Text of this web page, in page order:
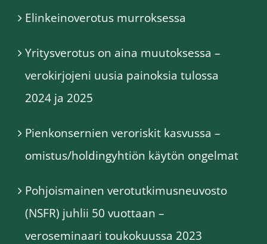
Elinkeinoverotus murroksessa
Yritysverotus on aina muutoksessa –
verokirjojeni uusia painoksia tulossa
2024 ja 2025
Pienkonsernien veroriskit kasvussa –
omistus/holdingyhtiön käytön ongelmat
Pohjoismainen verotutkimusneuvosto
(NSFR) juhlii 50 vuottaan –
veroseminaari toukokuussa 2023